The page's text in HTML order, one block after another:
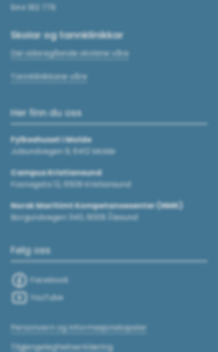
944 183 779
Skolar og tannklinikkar
Dei vidaregåande skolane våre
Tannklinikkane våre
Her finn du oss
Fylkeshuset i Molde
Julsundvegen 9, 6412 Molde
Campus Kristiansund
Fosnagata 12, 6509 Kristiansund
Norsk Maritimt Kompetansesenter (NMK)
Borgundvegen 340, 6009 Ålesund
Følg oss
Facebook
YouTube
Personvern og Informasjonskapslar
Tilgjengelegheitserklæring